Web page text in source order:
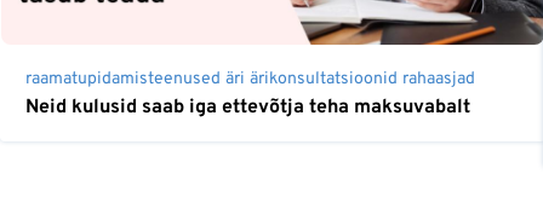
raamatupidamisteenused äri ärikonsultatsioonid rahaasjad
Neid kulusid saab iga ettevõtja teha maksuvabalt